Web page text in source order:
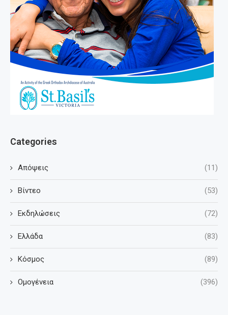
Categories
Απόψεις (11)
Βίντεο (53)
Εκδηλώσεις (72)
Ελλάδα (83)
Κόσμος (89)
Ομογένεια (396)